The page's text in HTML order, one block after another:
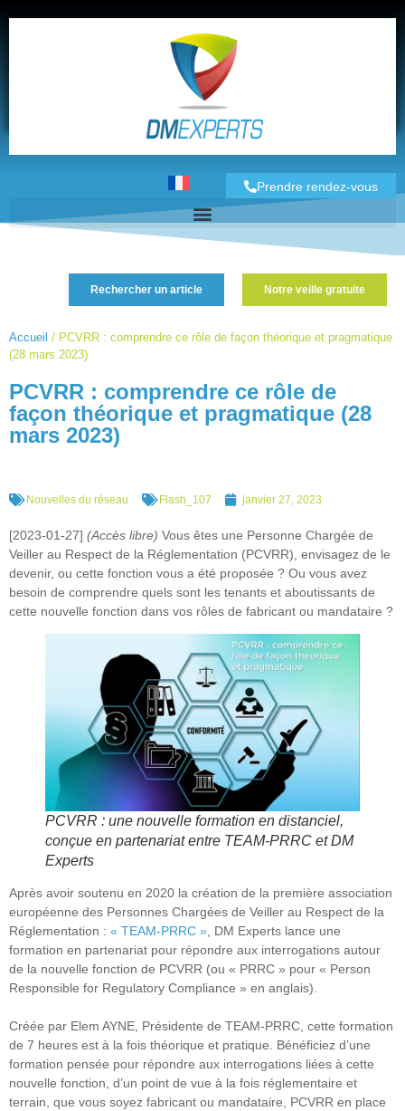
Prendre rendez-vous
Accueil / PCVRR : comprendre ce rôle de façon théorique et pragmatique
(28 mars 2023)
PCVRR : comprendre ce rôle de
façon théorique et pragmatique (28
mars 2023)
Rechercher un article Notre veille gratuite
Nouvelles du réseau Flash_107 janvier 27, 2023
[2023-01-27] (Accès libre) Vous êtes une Personne Chargée de
Veiller au Respect de la Réglementation (PCVRR), envisagez de le
devenir, ou cette fonction vous a été proposée ? Ou vous avez
besoin de comprendre quels sont les tenants et aboutissants de
cette nouvelle fonction dans vos rôles de fabricant ou mandataire ?
PCVRR : une nouvelle formation en distanciel,
conçue en partenariat entre TEAM-PRRC et DM
Experts
Après avoir soutenu en 2020 la création de la première association
européenne des Personnes Chargées de Veiller au Respect de la
Réglementation : « TEAM-PRRC » , DM Experts lance une
formation en partenariat pour répondre aux interrogations autour
de la nouvelle fonction de PCVRR (ou « PRRC » pour « Person
Responsible for Regulatory Compliance » en anglais).
Créée par Elem AYNE, Présidente de TEAM-PRRC, cette formation
de 7 heures est à la fois théorique et pratique. Bénéficiez d’une
formation pensée pour répondre aux interrogations liées à cette
nouvelle fonction, d’un point de vue à la fois réglementaire et
terrain, que vous soyez fabricant ou mandataire, PCVRR en place